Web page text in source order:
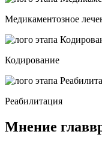
Медикаментозное
Кодирование
Реабилитация
Мнение